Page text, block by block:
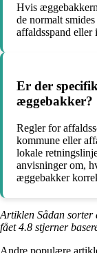
Hvis
de normalt
affaldsspand eller
Er der
æggebakker?
Regler for
kommune eller
lokale
anvisninger om,
æggebakker
Artiklen Sådan
fået4.8 stjerner
Andre populære